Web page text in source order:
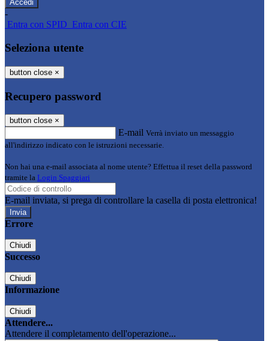
-
Entra con SPID Entra con CIE
Seleziona utente
button close ×
Recupero password
button close ×
E-mail Verrà inviato un messaggio
all'indirizzo indicato con le istruzioni necessarie.
Non hai una e-mail associata al nome utente? Effettua il reset della password
tramite la Login Spaggiari
E-mail inviata, si prega di controllare la casella di posta elettronica!
Errore
Chiudi
Successo
Chiudi
Informazione
Chiudi
Attendere...
Attendere il completamento dell'operazione...